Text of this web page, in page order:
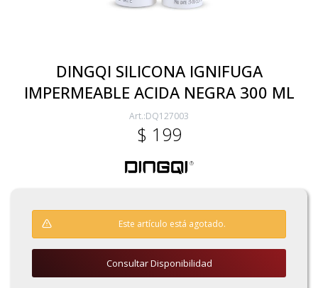
DINGQI SILICONA IGNIFUGA
IMPERMEABLE ACIDA NEGRA 300 ML
DQ127003
$ 199
Este artículo está agotado.
Consultar Disponibilidad
Ferretería
Herramientas Eléctrica y Batería
Generadores